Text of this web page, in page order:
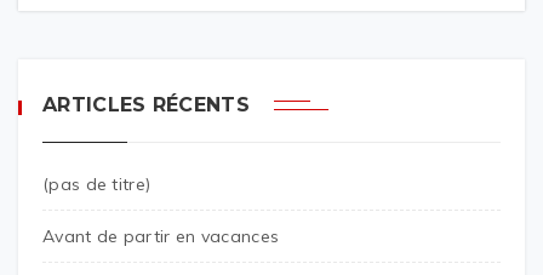
ARTICLES RÉCENTS
(pas de titre)
Avant de partir en vacances